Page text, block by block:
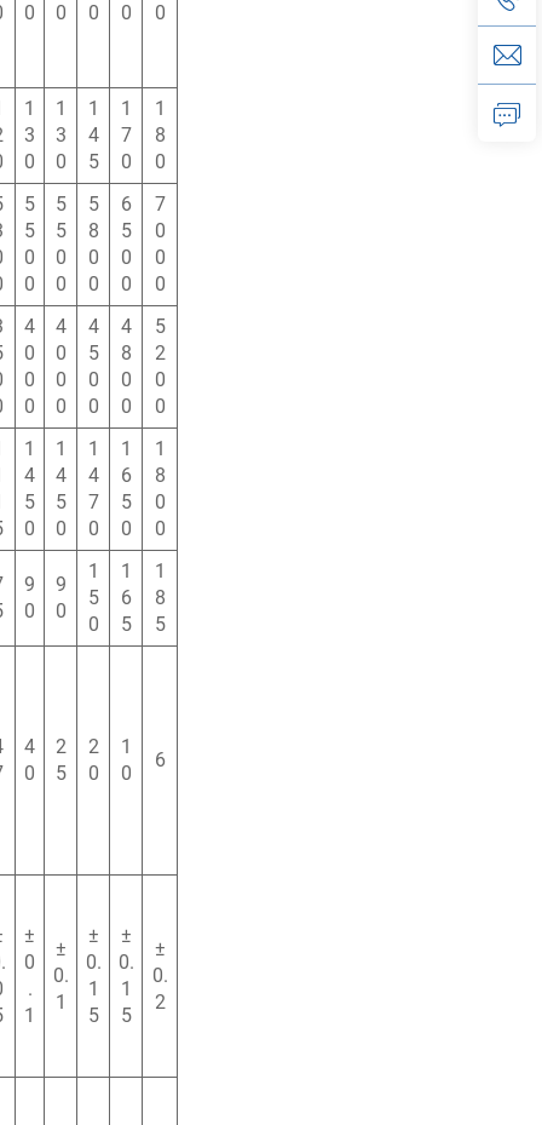
0
0
0
0
0
1
3
0
1
3
0
1
4
5
1
7
0
1
8
0
5
5
0
0
5
5
0
0
5
8
0
0
6
5
0
0
7
0
0
0
4
0
0
0
4
0
0
0
4
5
0
0
4
8
0
0
5
2
0
0
1
4
5
0
1
4
5
0
1
4
7
0
1
6
5
0
1
8
0
0
9
0
9
0
1
5
0
1
6
5
1
8
5
4
0
2
5
2
0
1
0
6
±
0
.
1
±
0.
1
±
0.
1
5
±
0.
1
5
±
0.
2